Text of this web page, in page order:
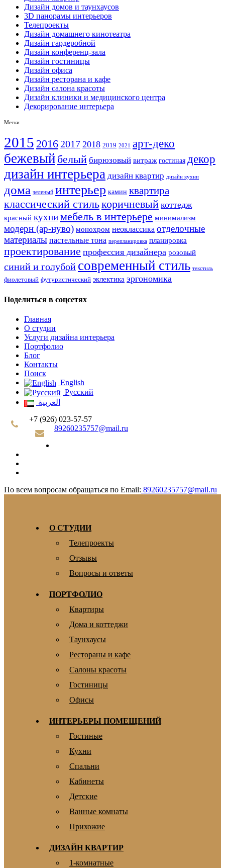
Дизайн домов и таунхаусов
3D панорамы интерьеров
Телепроекты
Дизайн домашнего кинотеатра
Дизайн гардеробной
Дизайн конференц-зала
Дизайн гостиницы
Дизайн офиса
Дизайн ресторана и кафе
Дизайн салона красоты
Дизайн клиники и медицинского центра
Декорирование интерьера
Метки
2015 2016 2017 2018 2019 2021 арт-деко
бежевый белый бирюзовый витраж гостиная декор
дизайн интерьера дизайн квартир дизайн кухни
дома зеленый интерьер камин квартира
классический стилькоричневый коттедж
красный кухнимебель в интерьере минимализм
модерн (ар-нуво) монохром неоклассика отделочные
материалы пастельные тона перепланировка планировка
проектирование профессия дизайнера розовый
синий и голубой современный стиль текстиль
фиолетовый футуристический эклектика эргономика
Поделиться в соцсетях
Главная
О студии
Услуги дизайна интерьера
Портфолио
Блог
Контакты
Поиск
English
Русский
العربية
+7 (926) 023-57-57
89260235757@mail.ru
По всем вопросам обращаться по Email: 89260235757@mail.ru
О СТУДИИ
Телепроекты
Отзывы
Вопросы и ответы
ПОРТФОЛИО
Квартиры
Дома и коттеджи
Таунхаусы
Рестораны и кафе
Салоны красоты
Гостиницы
Офисы
ИНТЕРЬЕРЫ ПОМЕЩЕНИЙ
Гостиные
Кухни
Спальни
Кабинеты
Детские
Ванные комнаты
Прихожие
ДИЗАЙН КВАРТИР
1-комнатные